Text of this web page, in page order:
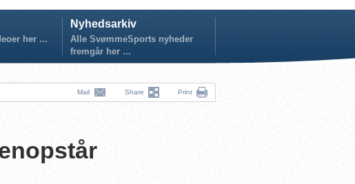
her ...
Nyhedsarkiv
Alle SvømmeSports nyheder
fremgår her ...
Mail Share Print